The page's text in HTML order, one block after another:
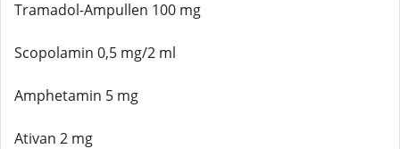
Tramadol-Ampullen 100 mg
Scopolamin 0,5 mg/2 ml
Amphetamin 5 mg
Ativan 2 mg